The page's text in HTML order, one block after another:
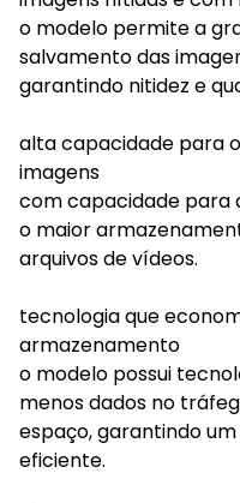
o modelo permite a
salvamento das
garantindo nitidez e
alta capacidade para
imagens
com capacidade para
o maior
arquivos de vídeos.
tecnologia que
armazenamento
o modelo possui
menos dados no
espaço, garantindo
eficiente.